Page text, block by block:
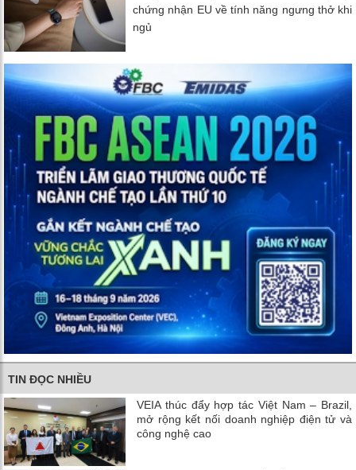
chứng nhận EU về tính năng ngưng thở khi
ngủ
TIN ĐỌC NHIỀU
VEIA thúc đẩy hợp tác Việt Nam – Brazil,
mở rộng kết nối doanh nghiệp điện tử và
công nghệ cao